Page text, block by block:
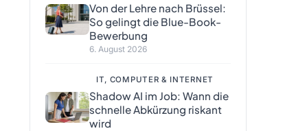
Von der Lehre nach Brüssel:
So gelingt die Blue-Book-
Bewerbung
6. August 2026
IT, COMPUTER & INTERNET
Shadow AI im Job: Wann die
schnelle Abkürzung riskant
wird